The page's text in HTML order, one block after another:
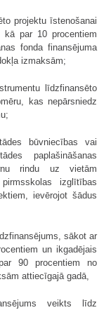
projektu īstenošanai
par 10 procentiem
fonda finansējuma
izmaksām;
līdzfinansēto
kas nepārsniedz
būvniecības vai
paplašināšanas
rindu uz vietām
izglītības
ievērojot šādus
sākot ar
un ikgadējais
90 procentiem no
attiecīgajā gadā,
veikts līdz